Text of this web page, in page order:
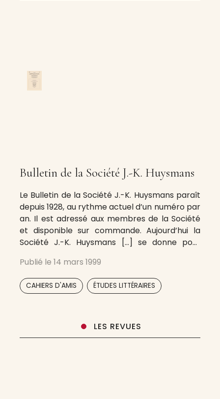
Bulletin de la Société J.-K. Huysmans
Le Bulletin de la Société J.-K. Huysmans paraît
depuis 1928, au rythme actuel d’un numéro par
an. Il est adressé aux membres de la Société
et disponible sur commande. Aujourd’hui la
Société J.-K. Huysmans […] se donne pour
contribuer à la critique de l’œuvre de J.-K.
Huysmans et
Publié le 14 mars 1999
CAHIERS D'AMIS ÉTUDES LITTÉRAIRES
LES REVUES